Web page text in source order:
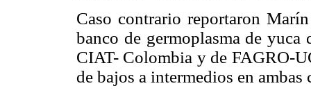
Caso contrario reportaron
banco de germoplasma de
CIAT- Colombia y de FAGRO-
de bajos a intermedios en